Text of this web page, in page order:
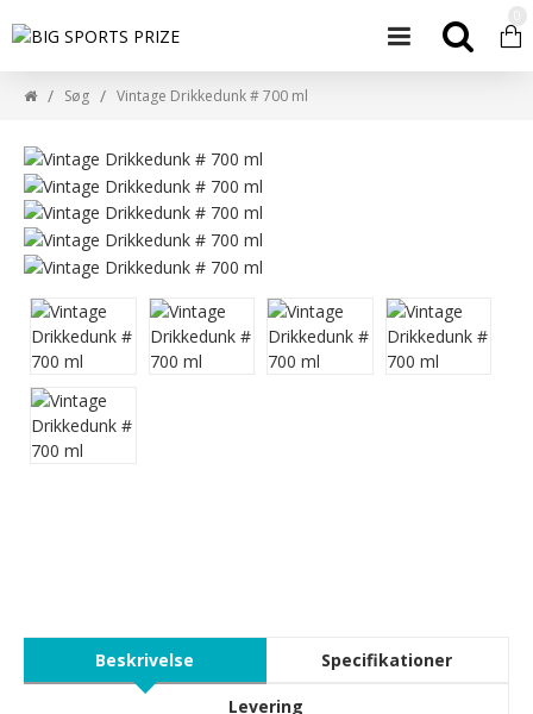
Søg Vintage Drikkedunk # 700 ml
Beskrivelse Specifikationer
Levering